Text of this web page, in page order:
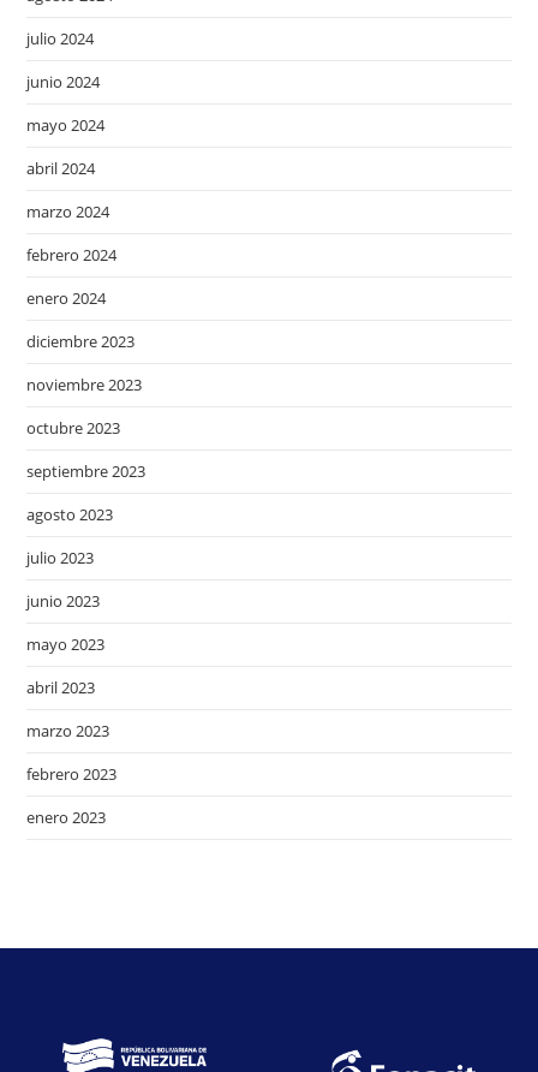
julio 2024
junio 2024
mayo 2024
abril 2024
marzo 2024
febrero 2024
enero 2024
diciembre 2023
noviembre 2023
octubre 2023
septiembre 2023
agosto 2023
julio 2023
junio 2023
mayo 2023
abril 2023
marzo 2023
febrero 2023
enero 2023